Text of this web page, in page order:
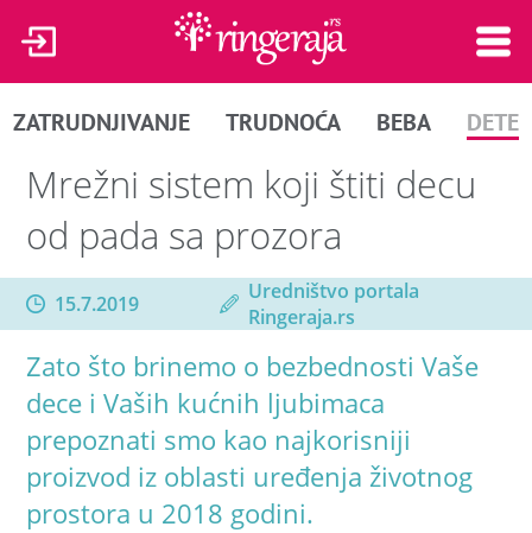
ZATRUDNJIVANJE TRUDNOĆA BEBA DETE
Mrežni sistem koji štiti decu
od pada sa prozora
15.7.2019
Uredništvo portala
Ringeraja.rs
Zato što brinemo o bezbednosti Vaše
dece i Vaših kućnih ljubimaca
prepoznati smo kao najkorisniji
proizvod iz oblasti uređenja životnog
prostora u 2018 godini.